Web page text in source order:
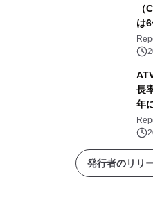
（
は
さ
長
年
と
発行者のリリ